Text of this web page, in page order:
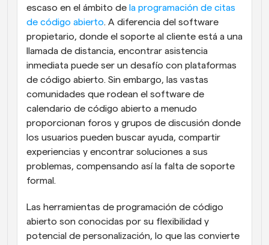
escaso en el ámbito de la programación de citas
de código abierto. A diferencia del software
propietario, donde el soporte al cliente está a una
llamada de distancia, encontrar asistencia
inmediata puede ser un desafío con plataformas
de código abierto. Sin embargo, las vastas
comunidades que rodean el software de
calendario de código abierto a menudo
proporcionan foros y grupos de discusión donde
los usuarios pueden buscar ayuda, compartir
experiencias y encontrar soluciones a sus
problemas, compensando así la falta de soporte
formal.
Las herramientas de programación de código
abierto son conocidas por su flexibilidad y
potencial de personalización, lo que las convierte